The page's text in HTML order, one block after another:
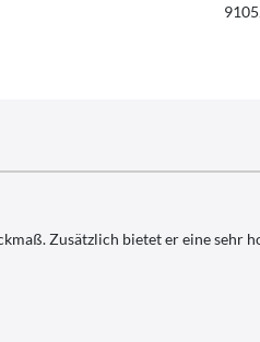
Zusätzlich bietet er eine sehr